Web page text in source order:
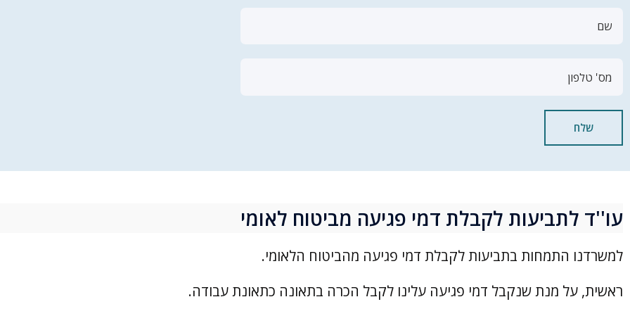
שלח
עו''ד לתביעות לקבלת דמי פגיעה מביטוח לאומי
למשרדנו התמחות בתביעות לקבלת דמי פגיעה מהביטוח הלאומי.
ראשית, על מנת שנקבל דמי פגיעה עלינו לקבל הכרה בתאונה כתאונת עבודה.